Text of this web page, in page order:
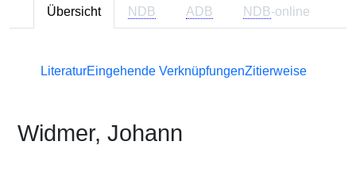
Übersicht NDB ADB NDB-online
LiteraturEingehende VerknüpfungenZitierweise
Widmer, Johann